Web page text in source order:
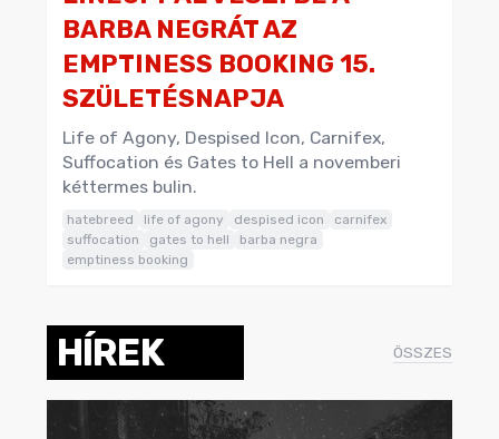
BARBA NEGRÁT AZ
EMPTINESS BOOKING 15.
SZÜLETÉSNAPJA
Life of Agony, Despised Icon, Carnifex,
Suffocation és Gates to Hell a novemberi
kéttermes bulin.
hatebreed life of agony despised icon
carnifex
suffocation
gates to hell
barba negra
emptiness booking
HÍREK ÖSSZES